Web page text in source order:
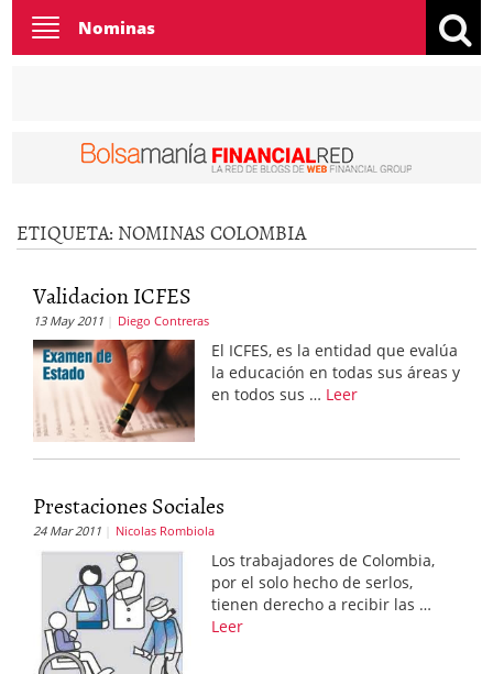
Toggle
navigation
Nominas
ETIQUETA: NOMINAS COLOMBIA
Validacion ICFES
13 May 2011 Diego Contreras
El ICFES, es la entidad que evalúa
la educación en todas sus áreas y
en todos sus … Leer
Prestaciones Sociales
24 Mar 2011 Nicolas Rombiola
Los trabajadores de Colombia,
por el solo hecho de serlos,
tienen derecho a recibir las …
Leer